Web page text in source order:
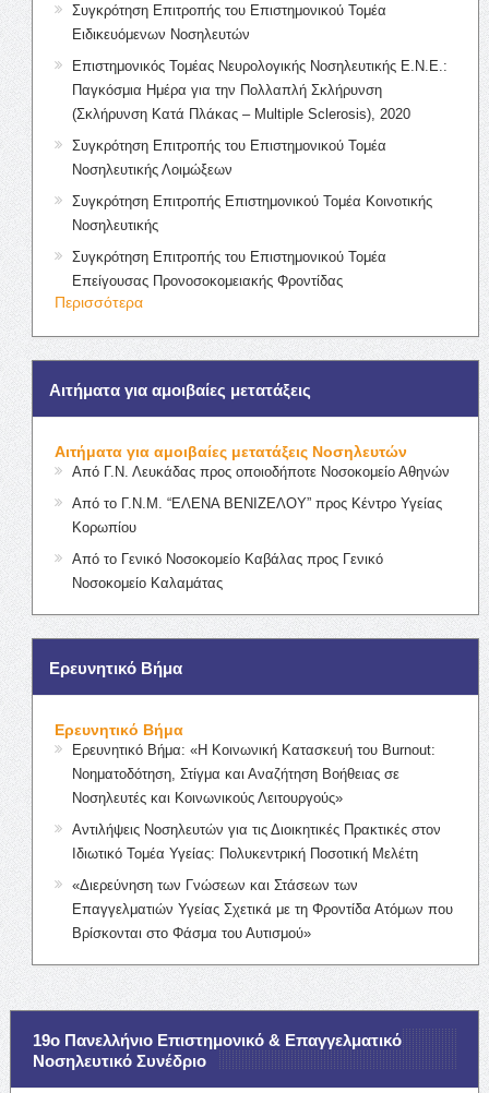
Συγκρότηση Επιτροπής του Επιστημονικού Τομέα
Ειδικευόμενων Νοσηλευτών
Επιστημονικός Τομέας Νευρολογικής Νοσηλευτικής Ε.Ν.Ε.:
Παγκόσμια Ημέρα για την Πολλαπλή Σκλήρυνση
(Σκλήρυνση Κατά Πλάκας – Multiple Sclerosis), 2020
Συγκρότηση Επιτροπής του Επιστημονικού Τομέα
Νοσηλευτικής Λοιμώξεων
Συγκρότηση Επιτροπής Επιστημονικού Τομέα Κοινοτικής
Νοσηλευτικής
Συγκρότηση Επιτροπής του Επιστημονικού Τομέα
Επείγουσας Προνοσοκομειακής Φροντίδας
Περισσότερα
Αιτήματα για αμοιβαίες μετατάξεις
Αιτήματα για αμοιβαίες μετατάξεις Νοσηλευτών
Από Γ.Ν. Λευκάδας προς οποιοδήποτε Νοσοκομείο Αθηνών
Από το Γ.Ν.Μ. “ΕΛΕΝΑ ΒΕΝΙΖΕΛΟΥ” προς Κέντρο Υγείας
Κορωπίου
Από το Γενικό Νοσοκομείο Καβάλας προς Γενικό
Νοσοκομείο Καλαμάτας
Ερευνητικό Βήμα
Ερευνητικό Βήμα
Ερευνητικό Βήμα: «Η Κοινωνική Κατασκευή του Burnout:
Νοηματοδότηση, Στίγμα και Αναζήτηση Βοήθειας σε
Νοσηλευτές και Κοινωνικούς Λειτουργούς»
Αντιλήψεις Νοσηλευτών για τις Διοικητικές Πρακτικές στον
Ιδιωτικό Τομέα Υγείας: Πολυκεντρική Ποσοτική Μελέτη
«Διερεύνηση των Γνώσεων και Στάσεων των
Επαγγελματιών Υγείας Σχετικά με τη Φροντίδα Ατόμων που
Βρίσκονται στο Φάσμα του Αυτισμού»
19ο Πανελλήνιο Επιστημονικό & Επαγγελματικό
Νοσηλευτικό Συνέδριο